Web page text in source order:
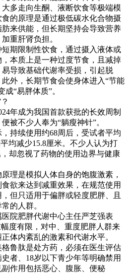
走向生酮、液断饮食等极端模
的原理是通过极低碳水化合物摄
来供能，但长期坚持会导致营养
重肝肾负担。
限制性饮食，通过摄入液体或
本质上是一种过度节食，且减掉
导致基础代谢率受损，引起脱
外，长期节食会使身体进入“节能
“易胖体质”。
年成为我国首款获批的长效周制
被不少人奉为“躺瘦神针”。
续使用约68周后，受试者平均
均减少15.8厘米。不少人认为打
却忽视了药物的使用边界与健康
是模拟人体自身的饱腹激素，
欲来达到减重效果，在规范使用
但只适用于偏胖或轻度肥胖、且
的人群。
肥胖代谢中心主任严芝强表
度有限，对中、重度肥胖人群来
体内紊乱的激素和代谢水平。
肽是处方药，必须在医生评估
者、18岁以下青少年等明确禁用
作用包括恶心、腹胀、便秘